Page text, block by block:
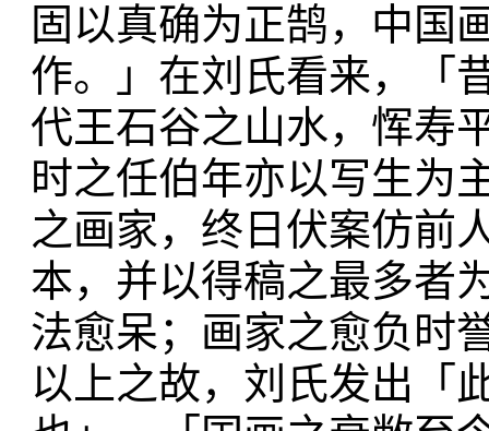
固以真确为正鹄，中国
作。」在刘氏看来，「
代王石谷之山水，恽寿
时之任伯年亦以写生为
之画家，终日伏案仿前
本，并以得稿之最多者
法愈呆；画家之愈负时
以上之故，刘氏发出「